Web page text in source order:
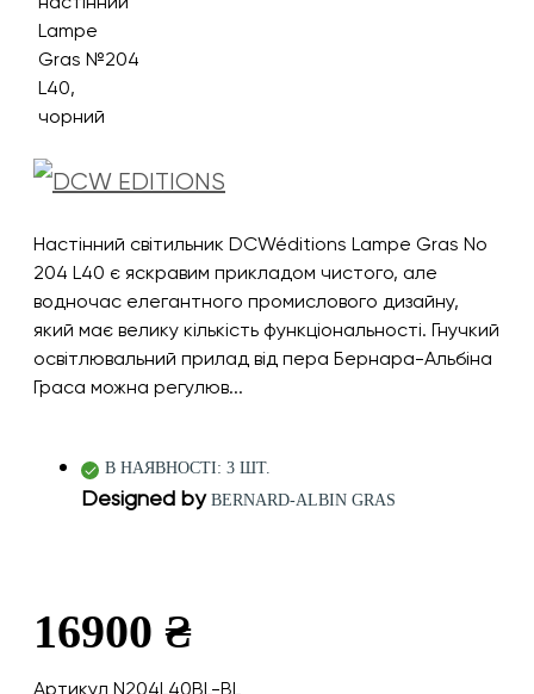
Настінний світильник DCWéditions Lampe Gras No
204 L40 є яскравим прикладом чистого, але
водночас елегантного промислового дизайну,
який має велику кількість функціональності. Гнучкий
освітлювальний прилад від пера Бернара-Альбіна
Граса можна регулюв...
В НАЯВНОСТІ: 3 ШТ.
Designed by BERNARD-ALBIN GRAS
16900 ₴
Артикул N204L40BL-BL